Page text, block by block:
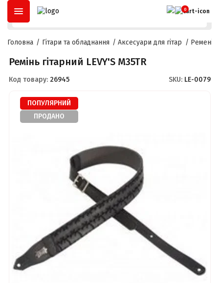
ОПЛАТА ЧАСТИНАМИ РОЗСТРОЧКА
0
Головна Гітари та обладнання Аксесуари для гітар Ремені
Ремінь гітарний LEVY'S M35TR
Код товару: 26945 SKU: LE-0079
ПОПУЛЯРНИЙ
ПРОДАНО